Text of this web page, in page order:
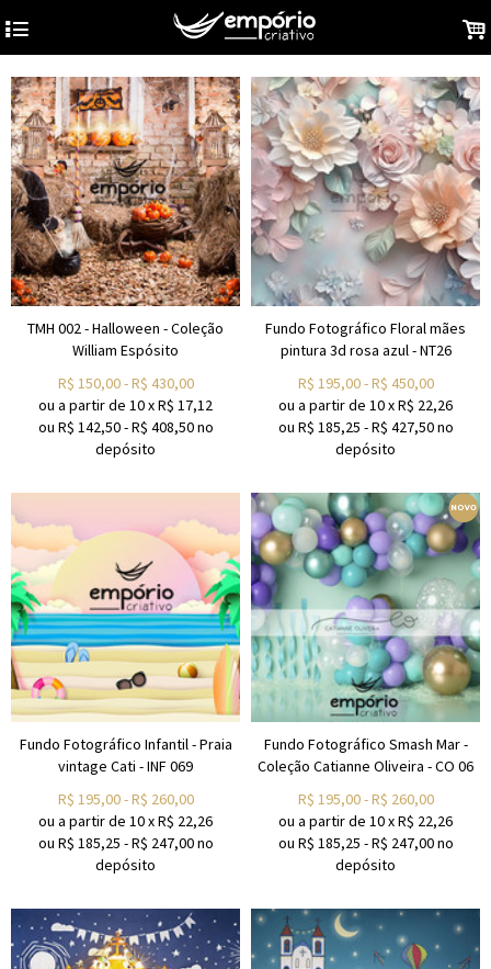
4 .
TMH 002 - Halloween - Coleção
William Espósito
R$ 150,00-R$ 430,00
ou a partir de 10xR$ 17,12
ou R$ 142,50-R$ 408,50no
depósito
Fundo Fotográfico Floral mães
pintura 3d rosa azul - NT26
R$ 195,00-R$ 450,00
ou a partir de 10xR$ 22,26
ou R$ 185,25 -R$ 427,50no
depósito
Fundo Fotográfico Infantil - Praia
vintage Cati - INF 069
R$ 195,00-R$ 260,00
ou a partir de 10xR$ 22,26
ou R$ 185,25 -R$ 247,00no
depósito
Fundo Fotográfico Smash Mar -
Coleção Catianne Oliveira - CO 06
R$ 195,00-R$ 260,00
ou a partir de 10xR$ 22,26
ou R$ 185,25 -R$ 247,00no
depósito